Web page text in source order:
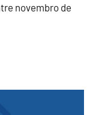
novembro de